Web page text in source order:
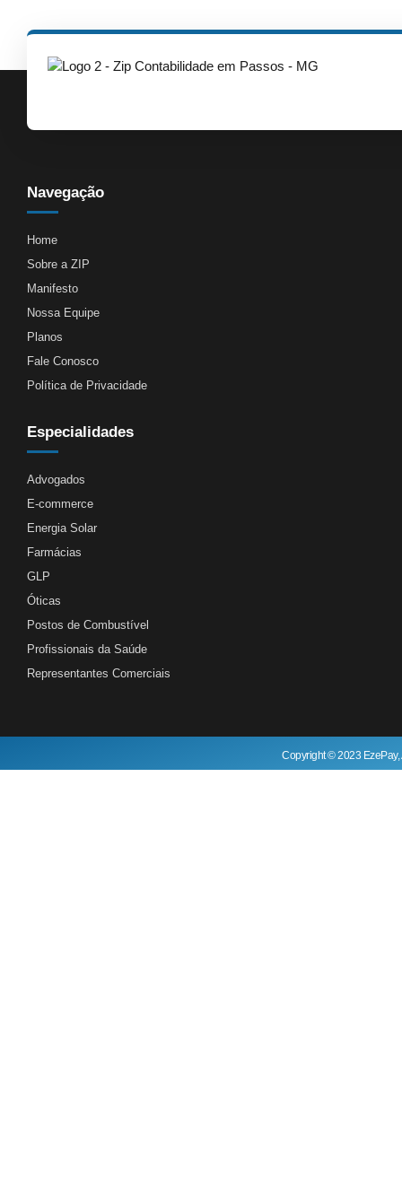
Navegação
Home
Sobre a ZIP
Manifesto
Nossa Equipe
Planos
Fale Conosco
Política de Privacidade
Especialidades
Advogados
E-commerce
Energia Solar
Farmácias
GLP
Óticas
Postos de Combustível
Profissionais da Saúde
Representantes Comerciais
Copyright © 2023